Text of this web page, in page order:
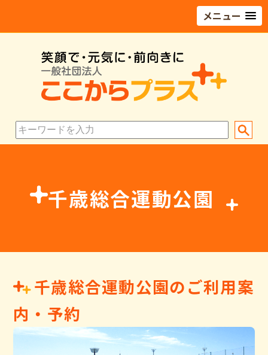
メニュー
千歳総合運動公園
千歳総合運動公園のご利用案
内・予約